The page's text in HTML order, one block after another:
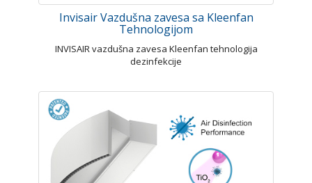
Invisair Vazdušna zavesa sa Kleenfan
Tehnologijom
INVISAIR vazdušna zavesa Kleenfan tehnologija
dezinfekcije